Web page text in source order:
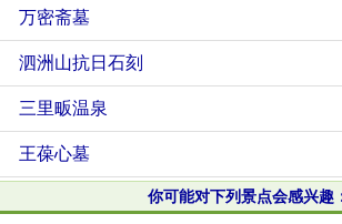
万密斋墓
泗洲山抗日石刻
三里畈温泉
王葆心墓
你可能对下列景点会感兴趣